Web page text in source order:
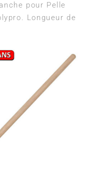
pour Pelle
Longueur de